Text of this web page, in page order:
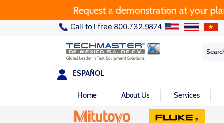
Request a demonstration at your plant.
Call toll free 800.732.9874
Search
Search
ESPAÑOL
Home About Us Services